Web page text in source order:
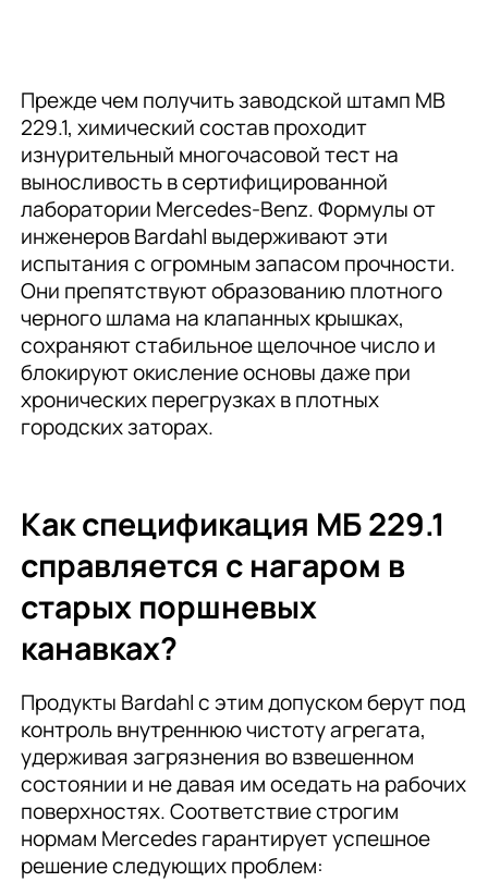
Прежде чем получить заводской штамп MB
229.1, химический состав проходит
изнурительный многочасовой тест на
выносливость в сертифицированной
лаборатории Mercedes-Benz. Формулы от
инженеров Bardahl выдерживают эти
испытания с огромным запасом прочности.
Они препятствуют образованию плотного
черного шлама на клапанных крышках,
сохраняют стабильное щелочное число и
блокируют окисление основы даже при
хронических перегрузках в плотных
городских заторах.
Как спецификация МБ 229.1
справляется с нагаром в
старых поршневых
канавках?
Продукты Bardahl с этим допуском берут под
контроль внутреннюю чистоту агрегата,
удерживая загрязнения во взвешенном
состоянии и не давая им оседать на рабочих
поверхностях. Соответствие строгим
нормам Mercedes гарантирует успешное
решение следующих проблем: